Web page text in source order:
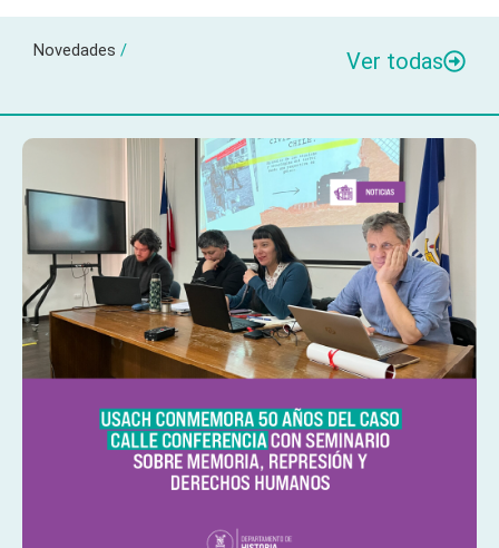
Novedades / Ver todas